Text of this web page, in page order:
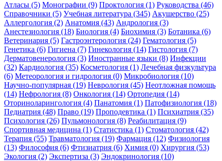
Атласы (5) Монографии (9) Проктология (1) Руководства (46)
Справочники (5) Учебная литература (345) Акушерство (25)
Аллергология (2) Анатомия (43) Андрология (3)
Анестезиология (18) Биология (4) Биохимия (3) Ботаника (6)
Ветеринария (5) Гастроэнтерология (24) Гематология (5)
Генетика (6) Гигиена (7) Гинекология (14) Гистология (7)
Дерматовенерология (3) Иностранные языки (8) Инфекции
(32) Кардиология (35) Косметология (1) Лечебная физкультура
(6) Метеорология и гидрология (0) Микробиология (10)
Научно-популярная (19) Неврология (45) Неотложная помощь
(14) Нефрология (8) Онкология (14) Ортопедия (14)
Оториноларингология (4) Панатомия (1) Патофизиология (18)
Педиатрия (48) Право (19) Проподевтика (1) Психиатрия (35)
Психология (26) Пульмонология (8) Реабилитация (9)
Спортивная медицина (1) Статистика (1) Стоматология (42)
Терапия (55) Травматология (19) Фармация (12) Физиология
(13) Философия (6) Фтизиатрия (6) Химия (0) Хирургия (53)
Экология (2) Экспертиза (3) Эндокринология (10)